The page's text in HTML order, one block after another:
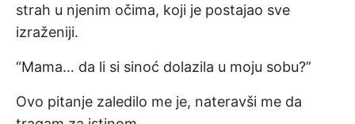
strah u njenim očima, koji je postajao sve
izraženiji.
“Mama… da li si sinoć dolazila u moju sobu?”
Ovo pitanje zaledilo me je, nateravši me da